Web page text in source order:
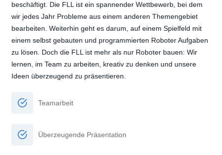
beschäftigt. Die FLL ist ein spannender Wettbewerb, bei dem
wir jedes Jahr Probleme aus einem anderen Themengebiet
bearbeiten. Weiterhin geht es darum, auf einem Spielfeld mit
einem selbst gebauten und programmierten Roboter Aufgaben
zu lösen. Doch die FLL ist mehr als nur Roboter bauen: Wir
lernen, im Team zu arbeiten, kreativ zu denken und unsere
Ideen überzeugend zu präsentieren.
Teamarbeit
Überzeugende Präsentation